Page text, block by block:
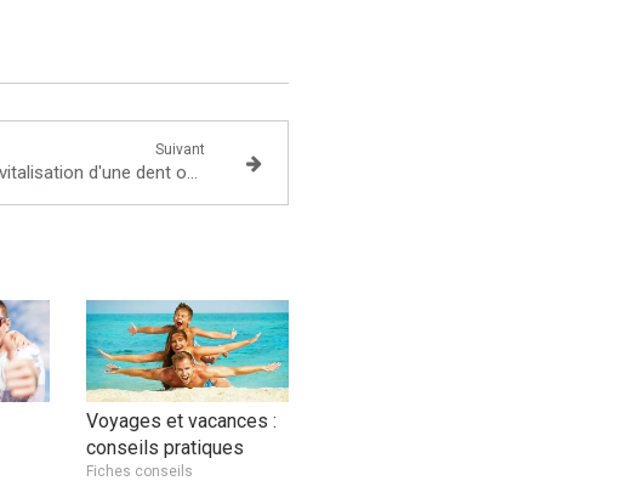
Suivant
Protocole de dévitalisation d'une dent ou traitement endodontique
Voyages et vacances :
conseils pratiques
Fiches conseils